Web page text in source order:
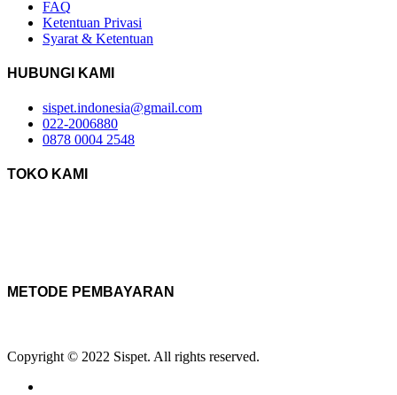
FAQ
Ketentuan Privasi
Syarat & Ketentuan
HUBUNGI KAMI
sispet.indonesia@gmail.com
022-2006880
0878 0004 2548
TOKO KAMI
METODE PEMBAYARAN
Copyright © 2022 Sispet. All rights reserved.